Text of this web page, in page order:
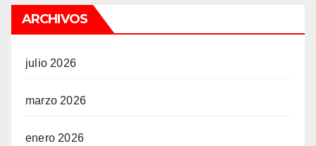
ARCHIVOS
julio 2026
marzo 2026
enero 2026